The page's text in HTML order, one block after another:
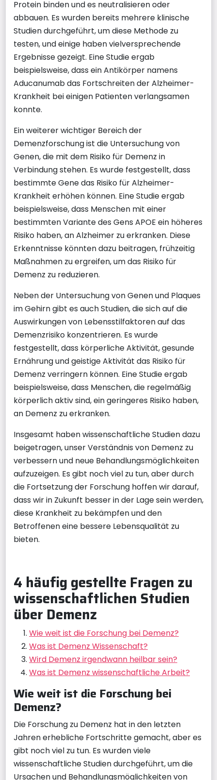
Protein binden und es neutralisieren oder
abbauen. Es wurden bereits mehrere klinische
Studien durchgeführt, um diese Methode zu
testen, und einige haben vielversprechende
Ergebnisse gezeigt. Eine Studie ergab
beispielsweise, dass ein Antikörper namens
Aducanumab das Fortschreiten der Alzheimer-
Krankheit bei einigen Patienten verlangsamen
konnte.
Ein weiterer wichtiger Bereich der
Demenzforschung ist die Untersuchung von
Genen, die mit dem Risiko für Demenz in
Verbindung stehen. Es wurde festgestellt, dass
bestimmte Gene das Risiko für Alzheimer-
Krankheit erhöhen können. Eine Studie ergab
beispielsweise, dass Menschen mit einer
bestimmten Variante des Gens APOE ein höheres
Risiko haben, an Alzheimer zu erkranken. Diese
Erkenntnisse könnten dazu beitragen, frühzeitig
Maßnahmen zu ergreifen, um das Risiko für
Demenz zu reduzieren.
Neben der Untersuchung von Genen und Plaques
im Gehirn gibt es auch Studien, die sich auf die
Auswirkungen von Lebensstilfaktoren auf das
Demenzrisiko konzentrieren. Es wurde
festgestellt, dass körperliche Aktivität, gesunde
Ernährung und geistige Aktivität das Risiko für
Demenz verringern können. Eine Studie ergab
beispielsweise, dass Menschen, die regelmäßig
körperlich aktiv sind, ein geringeres Risiko haben,
an Demenz zu erkranken.
Insgesamt haben wissenschaftliche Studien dazu
beigetragen, unser Verständnis von Demenz zu
verbessern und neue Behandlungsmöglichkeiten
aufzuzeigen. Es gibt noch viel zu tun, aber durch
die Fortsetzung der Forschung hoffen wir darauf,
dass wir in Zukunft besser in der Lage sein werden,
diese Krankheit zu bekämpfen und den
Betroffenen eine bessere Lebensqualität zu
bieten.
4 häufig gestellte Fragen zu
wissenschaftlichen Studien
über Demenz
Wie weit ist die Forschung bei Demenz?
Was ist Demenz Wissenschaft?
Wird Demenz irgendwann heilbar sein?
Was ist Demenz wissenschaftliche Arbeit?
Wie weit ist die Forschung bei
Demenz?
Die Forschung zu Demenz hat in den letzten
Jahren erhebliche Fortschritte gemacht, aber es
gibt noch viel zu tun. Es wurden viele
wissenschaftliche Studien durchgeführt, um die
Ursachen und Behandlungsmöglichkeiten von